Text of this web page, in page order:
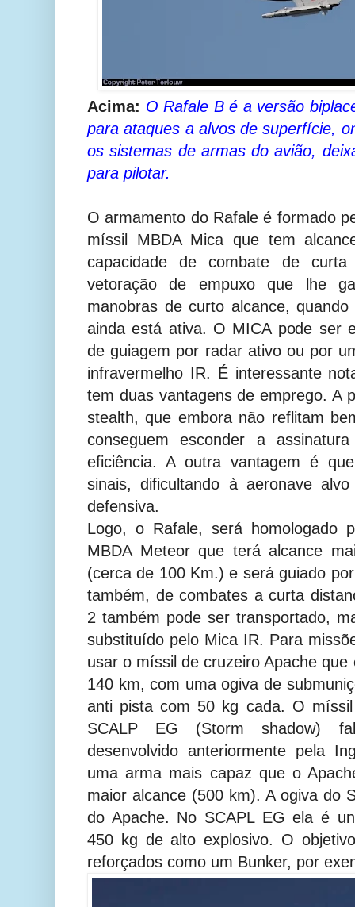
Acima: O Rafale B é a versão
para ataques a alvos de superfície,
os sistemas de armas do avião,
para pilotar.
O armamento do Rafale é formado
míssil MBDA Mica que tem
capacidade de combate de
vetoração de empuxo que lhe
manobras de curto alcance,
ainda está ativa. O MICA pode ser
de guiagem por radar ativo ou por
infravermelho IR. É interessante
tem duas vantagens de emprego. A
stealth, que embora não reflitam
conseguem esconder a
eficiência. A outra vantagem é
sinais, dificultando à aeronave
defensiva.
Logo, o Rafale, será homologado
MBDA Meteor que terá alcance
(cerca de 100 Km.) e será guiado
também, de combates a curta
2 também pode ser transportado,
substituído pelo Mica IR. Para
usar o míssil de cruzeiro Apache
140 km, com uma ogiva de
anti pista com 50 kg cada. O
SCALP EG (Storm shadow)
desenvolvido anteriormente pela
uma arma mais capaz que o
maior alcance (500 km). A ogiva do
do Apache. No SCAPL EG ela é
450 kg de alto explosivo. O
reforçados como um Bunker, por